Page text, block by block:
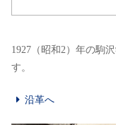
1927（昭和2）年の駒
す。
沿革へ